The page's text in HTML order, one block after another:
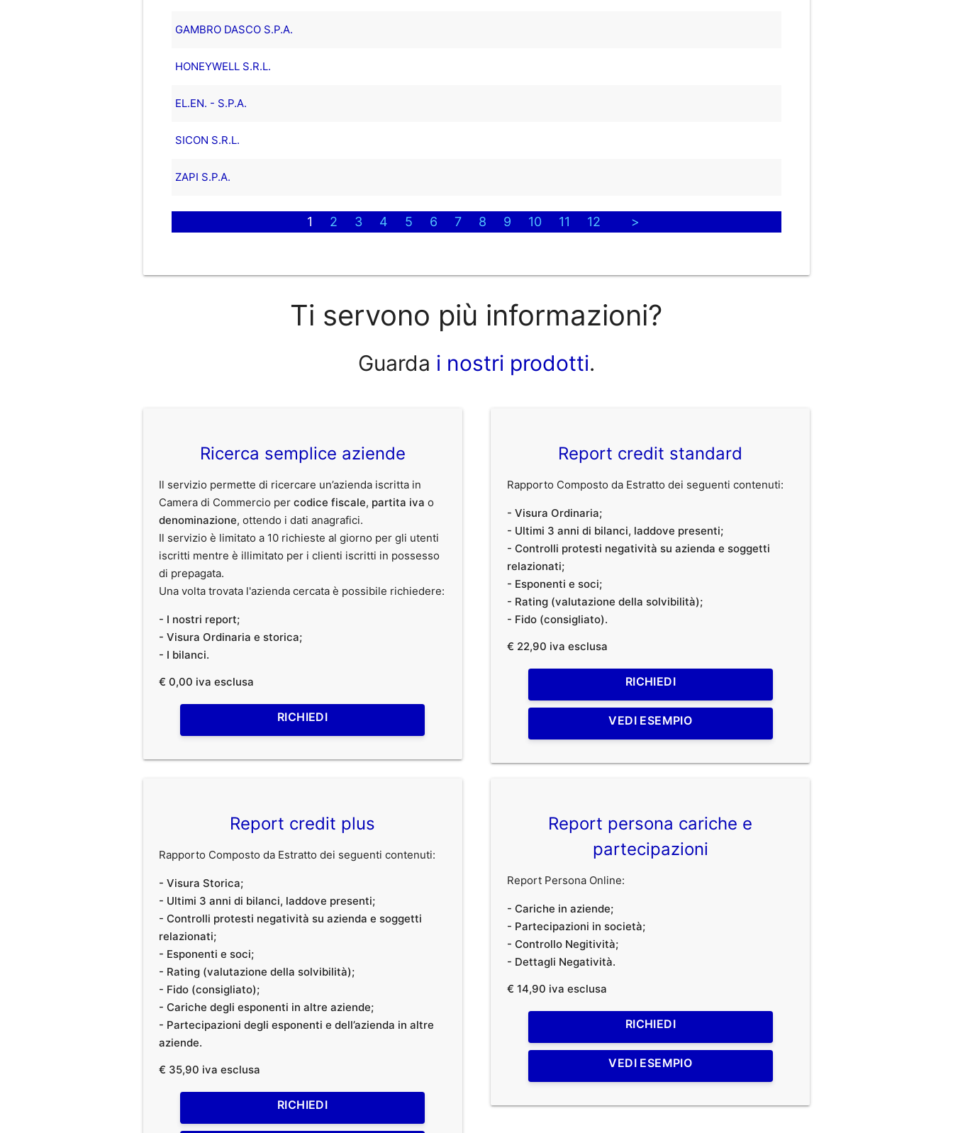
GAMBRO DASCO S.P.A.
HONEYWELL S.R.L.
EL.EN. - S.P.A.
SICON S.R.L.
ZAPI S.P.A.
1 2 3 4 5 6 7 8 9 10 11 12 >
Ti servono più informazioni?
Guarda i nostri prodotti.
Ricerca semplice aziende
Il servizio permette di ricercare un’azienda iscritta in
Camera di Commercio percodice fiscale, partita iva o
denominazione, ottendo i dati anagrafici.
Il servizio è limitato a 10 richieste al giorno per gli utenti
iscritti mentre è illimitato per i clienti iscritti in possesso
di prepagata.
Una volta trovata l'azienda cercata è possibile richiedere:
- I nostri report;
- Visura Ordinaria e storica;
- I bilanci.
€ 0,00 iva esclusa
RICHIEDI
Report credit standard
Rapporto Composto da Estratto dei seguenti contenuti:
- Visura Ordinaria;
- Ultimi 3 anni di bilanci, laddove presenti;
- Controlli protesti negatività su azienda e soggetti
relazionati;
- Esponenti e soci;
- Rating (valutazione della solvibilità);
- Fido (consigliato).
€ 22,90 iva esclusa
RICHIEDI
VEDI ESEMPIO
Report credit plus
Rapporto Composto da Estratto dei seguenti contenuti:
- Visura Storica;
- Ultimi 3 anni di bilanci, laddove presenti;
- Controlli protesti negatività su azienda e soggetti
relazionati;
- Esponenti e soci;
- Rating (valutazione della solvibilità);
- Fido (consigliato);
- Cariche degli esponenti in altre aziende;
- Partecipazioni degli esponenti e dell’azienda in altre
aziende.
€ 35,90 iva esclusa
RICHIEDI
Report persona cariche e
partecipazioni
Report Persona Online:
- Cariche in aziende;
- Partecipazioni in società;
- Controllo Negitività;
- Dettagli Negatività.
€ 14,90 iva esclusa
RICHIEDI
VEDI ESEMPIO